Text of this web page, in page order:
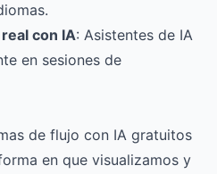
con IA: Asistentes de IA
en sesiones de
de flujo con IA gratuitos
en que visualizamos y